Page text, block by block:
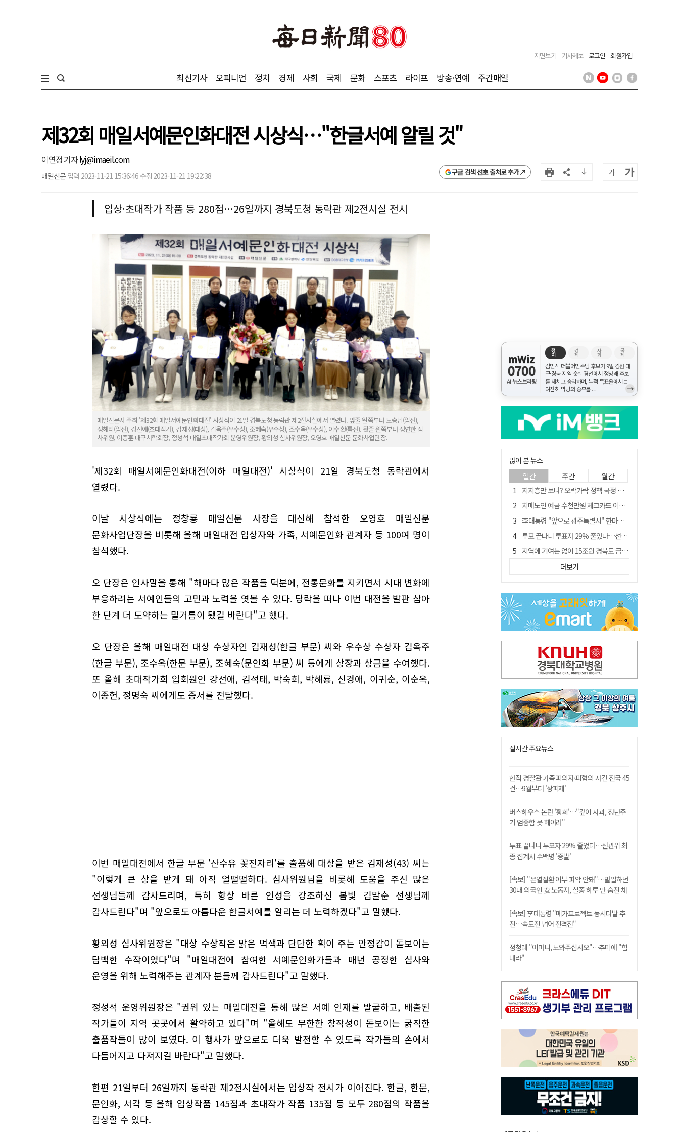
지면보기 기사제보 로그인 회원가입
최신기사 오피니언 정치 경제 사회 국제 문화 스포츠 라이프 방송·연예 주간매일
제32회 매일서예문인화대전 시상식…"한글서예 알릴 것"
이연정 기자lyj@imaeil.com
매일신문 입력 2023-11-21 15:36:46 수정 2023-11-21 19:22:38 구글 검색 선호 출처로 추가 가 가
입상·초대작가 작품 등 280점…26일까지 경북도청 동락관 제2전시실 전시
매일신문사 주최 '제32회 매일서예문인화대전' 시상식이 21일 경북도청 동락관 제2전시실에서 열렸다. 앞줄 왼쪽부터 노승남(입선),
정해리(입선), 강선애(초대작가), 김재성(대상), 김옥주(우수상), 조혜숙(우수상), 조수옥(우수상), 이수환(특선). 뒷줄 왼쪽부터 정연한 심
사위원, 이종훈 대구서학회장, 정성석 매일초대작가회 운영위원장, 황외성 심사위원장, 오영호 매일신문 문화사업단장.
'제32회 매일서예문인화대전(이하 매일대전)' 시상식이 21일 경북도청 동락관에서
열렸다.
이날 시상식에는 정창룡 매일신문 사장을 대신해 참석한 오영호 매일신문
문화사업단장을 비롯해 올해 매일대전 입상자와 가족, 서예문인화 관계자 등 100여 명이
참석했다.
오 단장은 인사말을 통해 "해마다 많은 작품들 덕분에, 전통문화를 지키면서 시대 변화에
부응하려는 서예인들의 고민과 노력을 엿볼 수 있다. 당락을 떠나 이번 대전을 발판 삼아
한 단계 더 도약하는 밑거름이 됐길 바란다"고 했다.
오 단장은 올해 매일대전 대상 수상자인 김재성(한글 부문) 씨와 우수상 수상자 김옥주
(한글 부문), 조수옥(한문 부문), 조혜숙(문인화 부문) 씨 등에게 상장과 상금을 수여했다.
또 올해 초대작가회 입회원인 강선애, 김석태, 박숙희, 박해룡, 신경애, 이귀순, 이순옥,
이종헌, 정명숙 씨에게도 증서를 전달했다.
이번 매일대전에서 한글 부문 '산수유 꽃진자리'를 출품해 대상을 받은 김재성(43) 씨는
"이렇게 큰 상을 받게 돼 아직 얼떨떨하다. 심사위원님을 비롯해 도움을 주신 많은
선생님들께 감사드리며, 특히 항상 바른 인성을 강조하신 봄빛 김말순 선생님께
감사드린다"며 "앞으로도 아름다운 한글서예를 알리는 데 노력하겠다"고 말했다.
황외성 심사위원장은 "대상 수상작은 맑은 먹색과 단단한 획이 주는 안정감이 돋보이는
담백한 수작이었다"며 "매일대전에 참여한 서예문인화가들과 매년 공정한 심사와
운영을 위해 노력해주는 관계자 분들께 감사드린다"고 말했다.
정성석 운영위원장은 "권위 있는 매일대전을 통해 많은 서예 인재를 발굴하고, 배출된
작가들이 지역 곳곳에서 활약하고 있다"며 "올해도 무한한 창작성이 돋보이는 굵직한
출품작들이 많이 보였다. 이 행사가 앞으로도 더욱 발전할 수 있도록 작가들의 손에서
다듬어지고 다져지길 바란다"고 말했다.
한편 21일부터 26일까지 동락관 제2전시실에서는 입상작 전시가 이어진다. 한글, 한문,
문인화, 서각 등 올해 입상작품 145점과 초대작가 작품 135점 등 모두 280점의 작품을
감상할 수 있다.
mWiz
0700
AI 뉴스브리핑
정
치
경
제
사
회
국
제
김민석 더불어민주당 후보가 9일 강원·대
구·경북 지역 순회 경선에서 정청래 후보
를 제치고 승리하며, 누적 득표율에서는
여전히 박빙의 승부를 ...
→
많이 본 뉴스
일간 주간 월간
지지층만 보나? 오락가락 정책 국정 불안…野 "오합지졸"
치매노인 예금 수천만원 체크카드 이용해 빼돌린 70대 간병인, 집행유예
李대통령 "앞으로 광주특별시" 한마디에…'전남 빠진 약칭' 논란 재점화
투표 끝나니 투표자 29% 줄었다…선관위 최종 집계서 수백명 '증발'
지역에 기여는 없이 15조원 경북도 금고 눈독 들이는 대형銀
[여권 국정 운영 난맥상] 그때 그때 다른 규제 완화
나마디 조엘진, 남자 육상 100ｍ 비공인 한국신기록 타이 작성
李대통령 지지율 43.3% '취임 후 최저'…4주 연속 내리막
삼프로TV 46만건 정보 털렸다…계좌·카드정보까지 유출
더보기
실시간 주요뉴스
현직 경찰관 가족 피의자·피혐의 사건 전국 45
건…9월부터 '상피제'
버스하우스 논란 '황희'…"깊이 사과, 청년주
거 엄중함 못 헤아려"
투표 끝나니 투표자 29% 줄었다…선관위 최
종 집계서 수백명 '증발'
[속보] "온열질환 여부 파악 안돼"…밭일하던
30대 외국인 女 노동자, 실종 하루 만 숨진 채
[속보] 李대통령 "메가프로젝트 동시다발 추
진…속도전 넘어 전격전"
정청래 "어머니, 도와주십시오"…추미애 "힘
내라"